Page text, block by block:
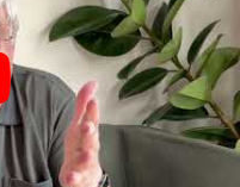
Die IW4.0 stellt
digital.LÄNDdar.
ist von 9 Uhr bis
bis zu einer